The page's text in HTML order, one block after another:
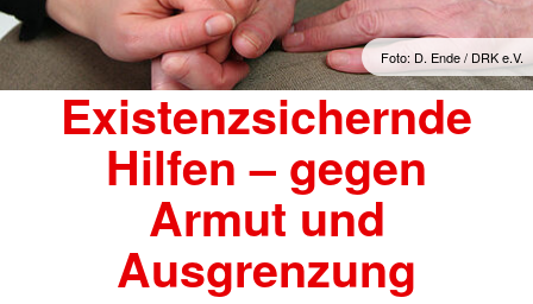
Foto: D. Ende / DRK e.V.
Existenzsichernde
Hilfen – gegen
Armut und
Ausgrenzung